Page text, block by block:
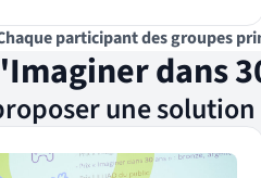
participant des groupes
dans
une